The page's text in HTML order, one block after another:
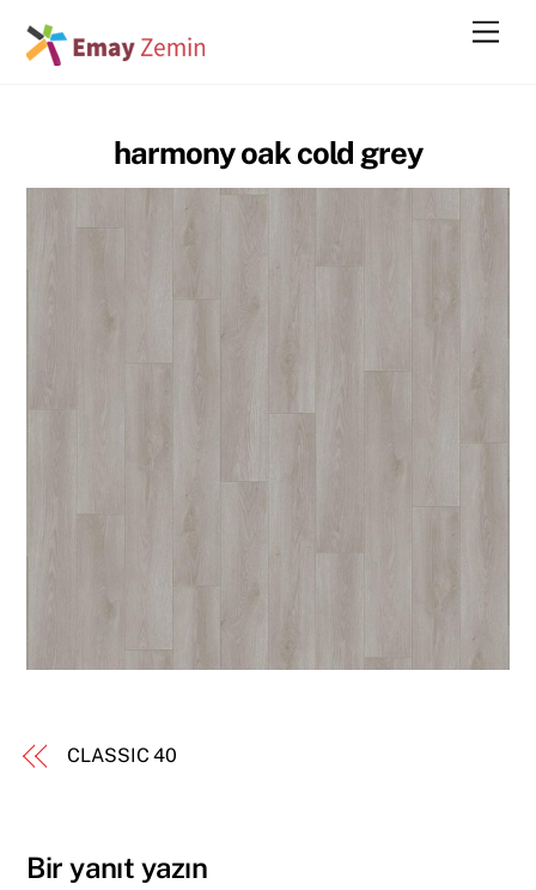
harmony oak cold grey
CLASSIC 40
Bir yanıt yazın